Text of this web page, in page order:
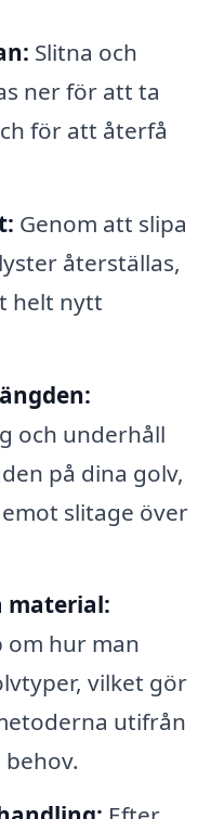
Slitna och
ner för att ta
för att återfå
Genom att slipa
återställas,
helt nytt
och underhåll
på dina golv,
slitage över
material:
om hur man
vilket gör
utifrån